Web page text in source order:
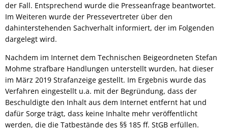
der Fall. Entsprechend wurde die Presseanfrage beantwortet.
Im Weiteren wurde der Pressevertreter über den
dahinterstehenden Sachverhalt informiert, der im Folgenden
dargelegt wird.
Nachdem im Internet dem Technischen Beigeordneten Stefan
Mohme strafbare Handlungen unterstellt wurden, hat dieser
im März 2019 Strafanzeige gestellt. Im Ergebnis wurde das
Verfahren eingestellt u.a. mit der Begründung, dass der
Beschuldigte den Inhalt aus dem Internet entfernt hat und
dafür Sorge trägt, dass keine Inhalte mehr veröffentlicht
werden, die die Tatbestände des §§ 185 ff. StGB erfüllen.